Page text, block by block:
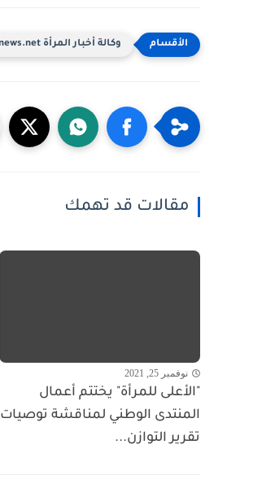
وكالة أخبار المرأة www.wonews.net info@wonews.net
مقالات قد تهمك
نوفمبر 25, 2021
"الأعلى للمرأة" يختتم أعمال
المنتدى الوطني لمناقشة توصيات
تقرير التوازن...